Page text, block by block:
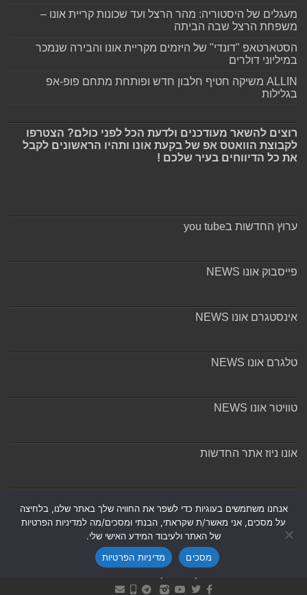
מעגלים של היסטוריה: מהר הרצל ועד שכונות קריית אונו –
משפחת הרצל שבה הביתה
הסטארטאפ "דונדי" של היזמים מקריית אונו והבירה שנמכר
במיליוני דולרים
ALLIN משיקה חטיף חלבון חדש ופותחת מתחם פופ-אפ
בגלילות
רוצים להשאר מעודכנים ולדעת הכל לפני כולם? הצטרפו
לקבוצת הוואטס אפ של בקעת אונו ותהיו הראשונים לקבל
את כל הדיווחים בעיר שלכם !
ערוץ החדשות בyou tube
פייסבוק אונו NEWS
אינסטגרם אונו NEWS
טלגרם אונו NEWS
טוויטר אונו NEWS
אונו ניוז אתר החדשות
אנחנו משתמשים בעוגיות כדי לשפר את החוויה שלך באתר שלנו, בלחיצה
על מסכים, אני מאשר/ת שקראתי, הבנתי ומסכים/מה למדיניות הפרטיות
של האתר ולעיבוד המידע האישי שלי.
מסכים
מדיניות הפרטיות